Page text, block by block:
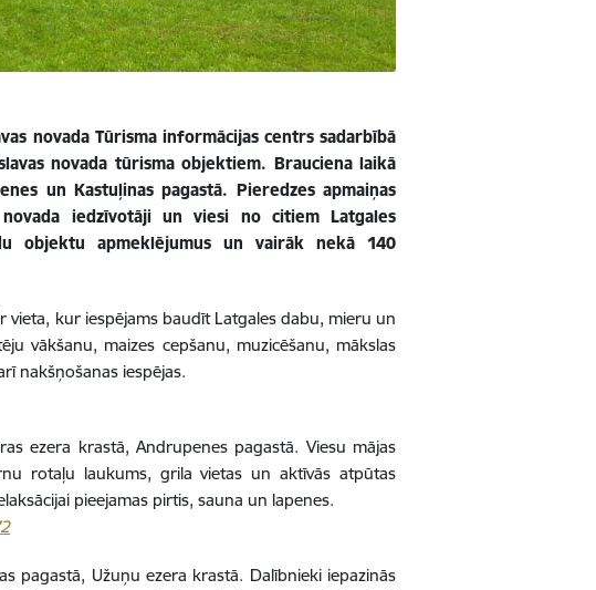
novada Tūrisma informācijas centrs sadarbībā
novada tūrisma objektiem. Brauciena laikā
un Kastuļinas pagastā. Pieredzes apmaiņas
iedzīvotāji un viesi no citiem Latgales
objektu apmeklējumus un vairāk nekā 140
vieta, kur iespējams baudīt Latgales dabu, mieru un
vākšanu, maizes cepšanu, muzicēšanu, mākslas
nakšņošanas iespējas.
ezera krastā, Andrupenes pagastā. Viesu mājas
rotaļu laukums, grila vietas un aktīvās atpūtas
pieejamas pirtis, sauna un lapenes.
pagastā, Užuņu ezera krastā. Dalībnieki iepazinās